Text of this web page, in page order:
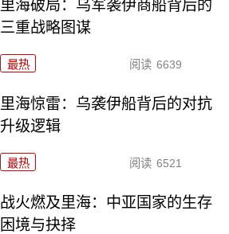
里海破局：乌军袭伊商船背后的
三重战略图谋
最热 阅读 6639
里海惊雷：乌袭伊船背后的对抗
升级逻辑
最热 阅读 6521
战火燃及里海：中亚国家的生存
困境与抉择